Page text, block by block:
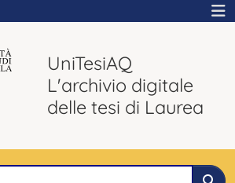
UniTesiAQ
L'archivio digitale
delle tesi di Laurea